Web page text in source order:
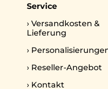
Service
› Versandkosten &
Lieferung
›
› Reseller-Angebot
› Kontakt